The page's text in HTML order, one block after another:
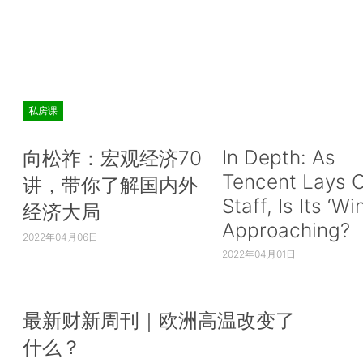
私房课
向松祚：宏观经济70
讲，带你了解国内外
经济大局
2022年04月06日
In Depth: As
Tencent Lays
Staff, Is Its
Approaching?
2022年04月01日
最新财新周刊｜欧洲高温改变了
什么？